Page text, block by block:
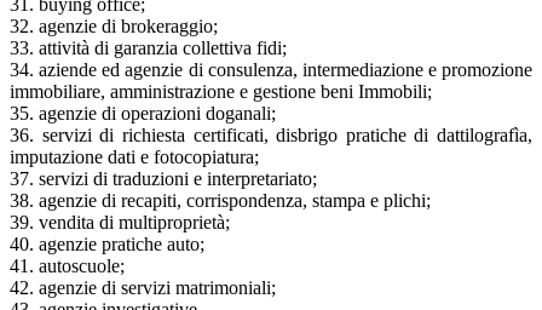
32. agenzie di brokeraggio;
33. attività di garanzia collettiva fidi;
34. aziende ed agenzie di consulenza, intermediazione e promozione
immobiliare, amministrazione e gestione beni Immobili;
35. agenzie di operazioni doganali;
36. servizi di richiesta certificati, disbrigo pratiche di dattilografìa,
imputazione dati e fotocopiatura;
37. servizi di traduzioni e interpretariato;
38. agenzie di recapiti, corrispondenza, stampa e plichi;
39. vendita di multiproprietà;
40. agenzie pratiche auto;
41. autoscuole;
42. agenzie di servizi matrimoniali;